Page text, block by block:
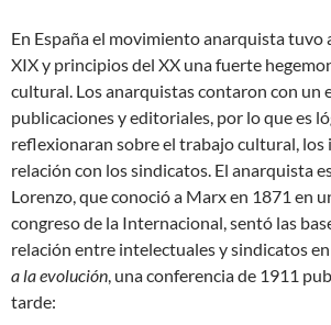
En España el movimiento anarquista tuvo
XIX y principios del XX una fuerte
cultural. Los anarquistas contaron con un
publicaciones y editoriales, por lo que es
reflexionaran sobre el trabajo cultural, los
relación con los sindicatos. El anarquista
Lorenzo, que conoció a Marx en 1871 en
congreso de la Internacional, sentó las
relación entre intelectuales y sindicatos
a la evolución, una conferencia de 1911
tarde: